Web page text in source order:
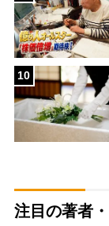
10
注目の著者